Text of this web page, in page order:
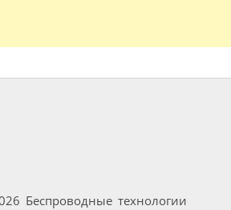
Беспроводные технологии